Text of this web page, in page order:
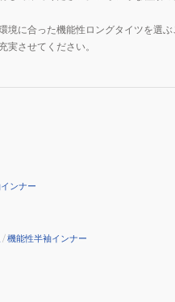
に合った機能性ロングタイツを選
させてください。
ンナー
/機能性半袖インナー